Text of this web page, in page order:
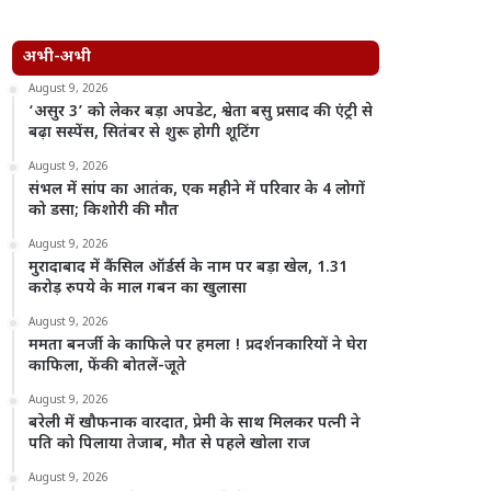
अभी-अभी
August 9, 2026
‘असुर 3’ को लेकर बड़ा अपडेट, श्वेता बसु प्रसाद की एंट्री से
बढ़ा सस्पेंस, सितंबर से शुरू होगी शूटिंग
August 9, 2026
संभल में सांप का आतंक, एक महीने में परिवार के 4 लोगों
को डसा; किशोरी की मौत
August 9, 2026
मुरादाबाद में कैंसिल ऑर्डर्स के नाम पर बड़ा खेल, 1.31
करोड़ रुपये के माल गबन का खुलासा
August 9, 2026
ममता बनर्जी के काफिले पर हमला ! प्रदर्शनकारियों ने घेरा
काफिला, फेंकी बोतलें-जूते
August 9, 2026
बरेली में खौफनाक वारदात, प्रेमी के साथ मिलकर पत्नी ने
पति को पिलाया तेजाब, मौत से पहले खोला राज
August 9, 2026